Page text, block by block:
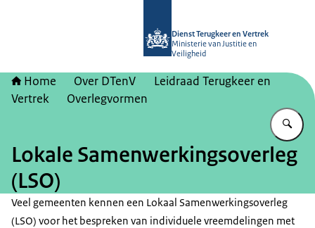
Dienst Terugkeer en Vertrek
Ministerie van Justitie en
Veiligheid
Home Over DTenV
Leidraad Terugkeer en
Vertrek
Overlegvormen
Lokale Samenwerkingsoverleg
(LSO)
Veel gemeenten kennen een Lokaal Samenwerkingsoverleg
(LSO) voor het bespreken van individuele vreemdelingen met